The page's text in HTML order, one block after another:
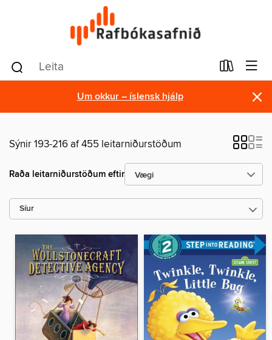
Um okkur – íslensk hjálp ×
Sýnir 193-216 af 455 leitarniðurstöðum
Raða leitarniðurstöðum eftir
Síur